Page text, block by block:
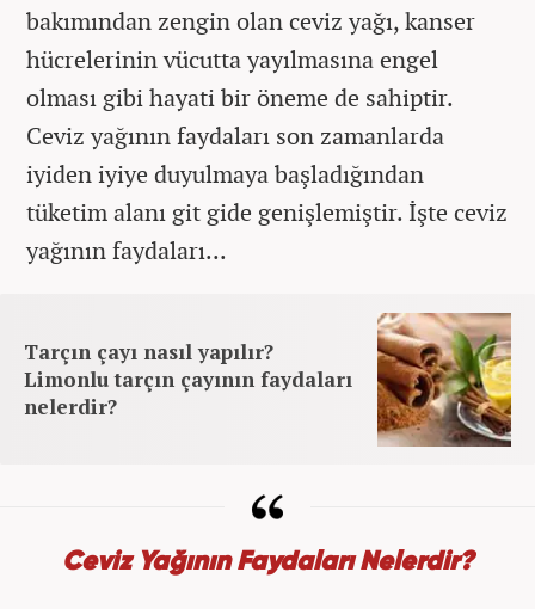
bakımından zengin olan ceviz yağı, kanser
hücrelerinin vücutta yayılmasına engel
olması gibi hayati bir öneme de sahiptir.
Ceviz yağının faydaları son zamanlarda
iyiden iyiye duyulmaya başladığından
tüketim alanı git gide genişlemiştir. İşte ceviz
yağının faydaları...
Tarçın çayı nasıl yapılır?
Limonlu tarçın çayının faydaları
nelerdir?
Ceviz Yağının Faydaları Nelerdir?